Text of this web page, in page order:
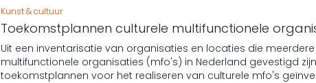
Kunst & cultuur
Toekomstplannen culturele multifunctionele
Uit een inventarisatie van organisaties en locaties die
multifunctionele organisaties (mfo's) in Nederland gevestigd
toekomstplannen voor het realiseren van culturele mfo's